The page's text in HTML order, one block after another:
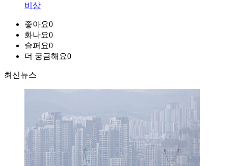
비상
좋아요0
화나요0
슬퍼요0
더 궁금해요0
최신뉴스